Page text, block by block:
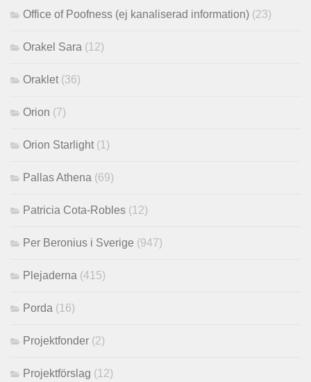
Office of Poofness (ej kanaliserad information) (23)
Orakel Sara (12)
Oraklet(36)
Orion (7)
Orion Starlight(1)
Pallas Athena (69)
Patricia Cota-Robles (12)
Per Beronius i Sverige (947)
Plejaderna (415)
Porda (16)
Projektfonder (2)
Projektförslag (12)